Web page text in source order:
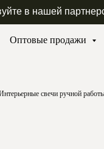
в нашей
Оптовые продажи
свечи ручной